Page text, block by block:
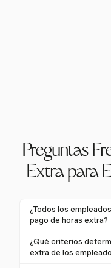
Preguntas
Extra para
¿Todos los
pago de horas extra?
No todos los
el pago de horas
¿Qué criterios
extra de los